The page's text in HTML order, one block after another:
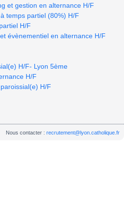
et gestion en alternance H/F
temps partiel (80%) H/F
H/F
évènementiel en alternance H/F
H/F- Lyon 5ème
H/F
H/F
Nous contacter :recrutement@lyon.catholique.fr